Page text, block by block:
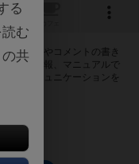
板の作成やコメントの書き
ラッタ情報、マニュアルで
由にコミュニケーションを
登録
る
む
共